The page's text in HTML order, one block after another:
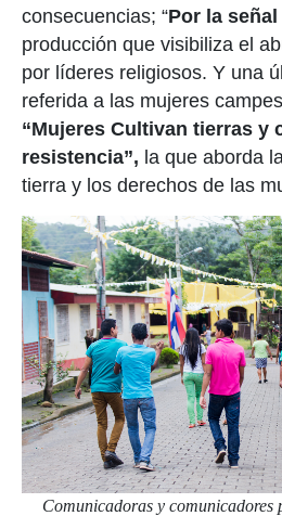
consecuencias; “Por la señal
producción que visibiliza el
por líderes religiosos. Y una
referida a las mujeres
“Mujeres Cultivan tierras y
resistencia”, la que aborda
tierra y los derechos de las
Comunicadoras y comunicadores